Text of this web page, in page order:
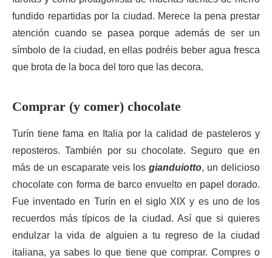
fundido repartidas por la ciudad. Merece la pena prestar
atención cuando se pasea porque además de ser un
símbolo de la ciudad, en ellas podréis beber agua fresca
que brota de la boca del toro que las decora.
Comprar (y comer) chocolate
Turín tiene fama en Italia por la calidad de pasteleros y
reposteros. También por su chocolate. Seguro que en
más de un escaparate veis los gianduiotto, un delicioso
chocolate con forma de barco envuelto en papel dorado.
Fue inventado en Turín en el siglo XIX y es uno de los
recuerdos más típicos de la ciudad. Así que si quieres
endulzar la vida de alguien a tu regreso de la ciudad
italiana, ya sabes lo que tiene que comprar. Compres o